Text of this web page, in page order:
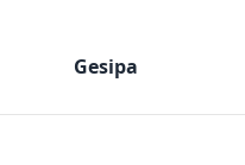
Gesipa